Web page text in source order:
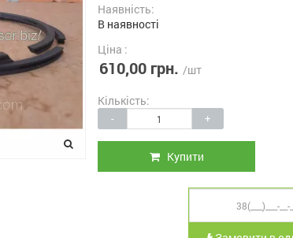
Наявність:
В наявності
Ціна :
610,00 грн. /шт
Кількість:
- +
Купити